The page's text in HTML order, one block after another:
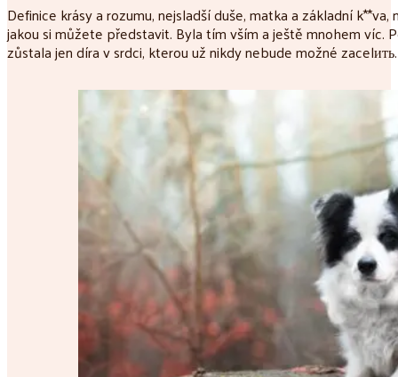
Definice krásy a rozumu, nejsladší duše, matka a základní
jakou si můžete představit. Byla tím vším a ještě mnohem víc.
zůstala jen díra v srdci, kterou už nikdy nebude možné zacelить.